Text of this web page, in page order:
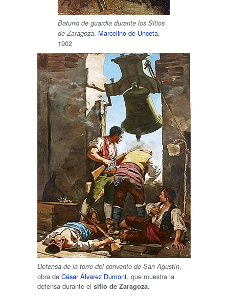
Baturro de guardia durante los Sitios
de Zaragoza, Marcelino de Unceta,
1902
Defensa de la torre del convento de San Agustín,
obra de César Álvarez Dumont, que muestra la
defensa durante el sitio de Zaragoza.